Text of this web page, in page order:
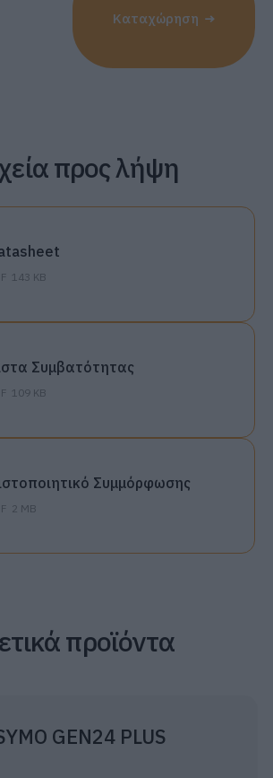
Καταχώρηση
προς λήψη
143 KB
Συμβατότητας
109 KB
Συμμόρφωσης
2 MB
προϊόντα
GEN24 PLUS